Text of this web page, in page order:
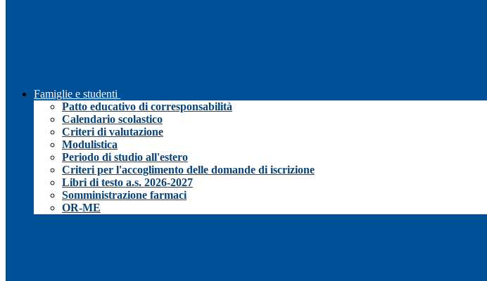
Famiglie e studenti
Patto educativo di corresponsabilità
Calendario scolastico
Criteri di valutazione
Modulistica
Periodo di studio all'estero
Criteri per l'accoglimento delle domande di iscrizione
Libri di testo a.s. 2026-2027
Somministrazione farmaci
OR-ME